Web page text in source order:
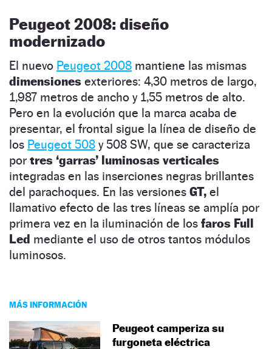
Peugeot 2008: diseño
modernizado
El nuevo Peugeot 2008 mantiene las mismas
dimensiones exteriores: 4,30 metros de largo,
1,987 metros de ancho y 1,55 metros de alto.
Pero en la evolución que la marca acaba de
presentar, el frontal sigue la línea de diseño de
los Peugeot 508 y 508 SW, que se caracteriza
por tres ‘garras’ luminosas verticales
integradas en las inserciones negras brillantes
del parachoques. En las versiones GT, el
llamativo efecto de las tres líneas se amplía por
primera vez en la iluminación de los faros Full
Led mediante el uso de otros tantos módulos
luminosos.
MÁS INFORMACIÓN
Peugeot camperiza su
furgoneta eléctrica